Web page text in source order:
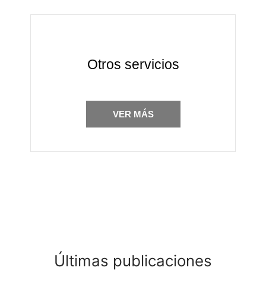
Otros servicios
VER MÁS
Últimas publicaciones